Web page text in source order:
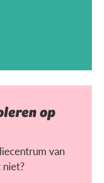
op
van